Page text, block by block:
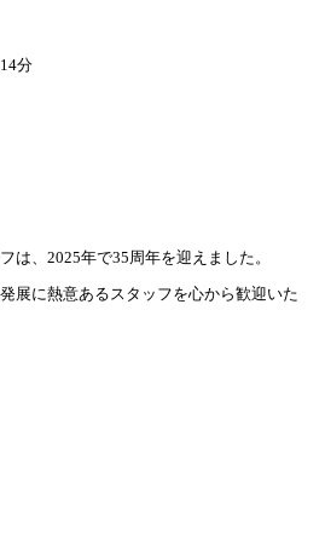
分
は、2025年で35周年を迎えました。
展に熱意あるスタッフを心から歓迎いた